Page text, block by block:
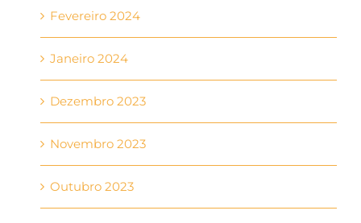
Fevereiro 2024
Janeiro 2024
Dezembro 2023
Novembro 2023
Outubro 2023